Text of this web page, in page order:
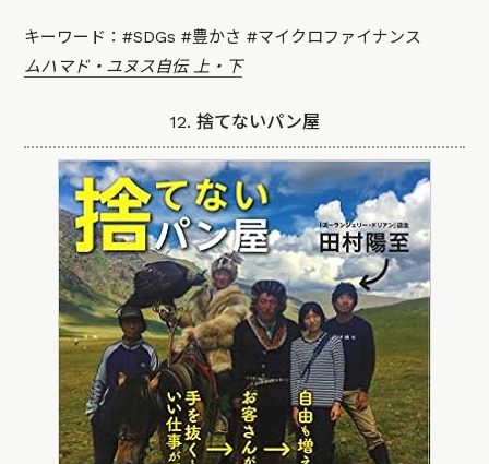
キーワード：#SDGs #豊かさ #マイクロファイナンス
ムハマド・ユヌス自伝 上・下
12. 捨てないパン屋